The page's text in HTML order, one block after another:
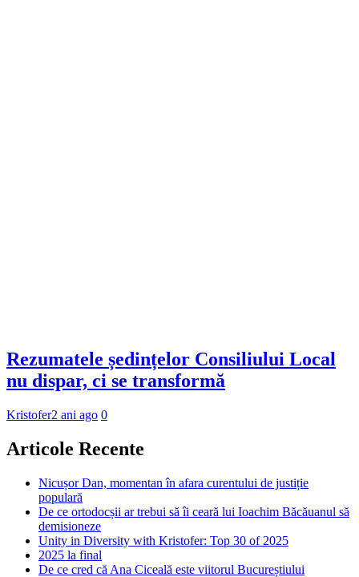
Rezumatele ședințelor Consiliului Local
nu dispar, ci se transformă
Kristofer2 ani ago 0
Articole Recente
Nicușor Dan, momentan în afara curentului de justiție
populară
De ce ortodocșii ar trebui să îi ceară lui Ioachim Băcăuanul să
demisioneze
Unity in Diversity with Kristofer: Top 30 of 2025
2025 la final
De ce cred că Ana Ciceală este viitorul Bucureștiului